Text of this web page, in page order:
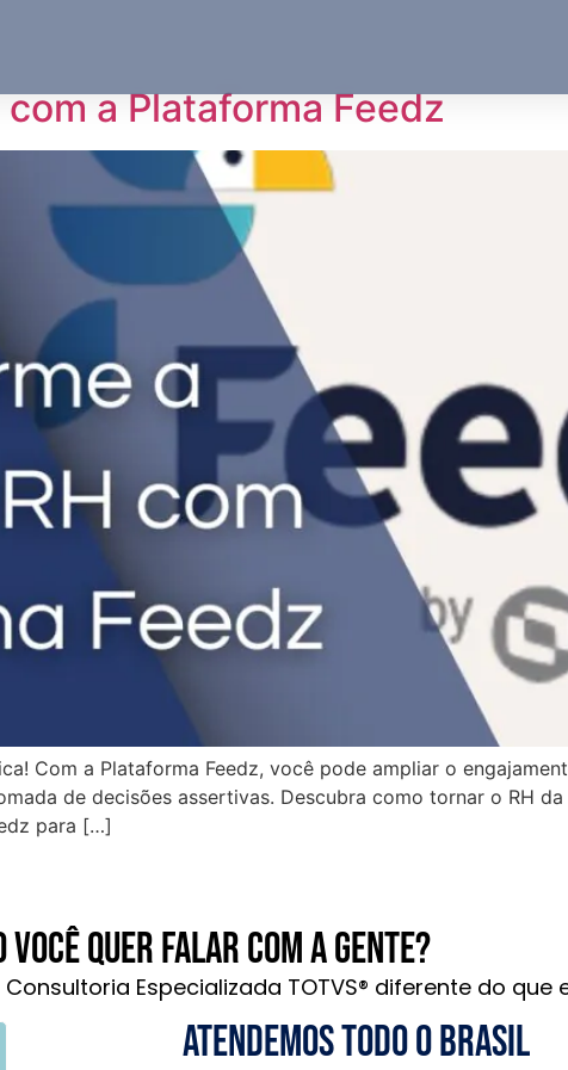
a Plataforma Feedz
Com a Plataforma Feedz, você pode ampliar o
de decisões assertivas. Descubra como tornar o RH
para […]
você quer falar com a gente?
Especializada TOTVS® diferente do que
Atendemos todo o brasil